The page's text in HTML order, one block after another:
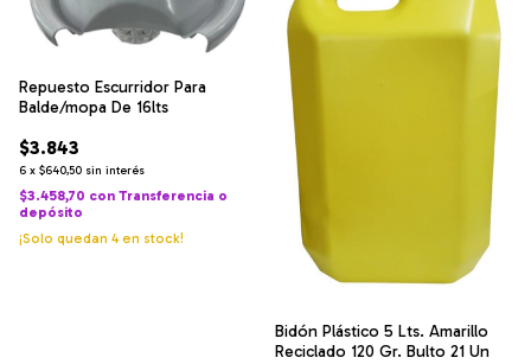
Repuesto Escurridor Para
Balde/mopa De 16lts
$3.843
6 x $640,50 sin interés
$3.458,70 con Transferencia o
depósito
¡Solo quedan 4en stock!
Bidón Plástico 5 Lts. Amarillo
Reciclado 120 Gr. Bulto 21 Un